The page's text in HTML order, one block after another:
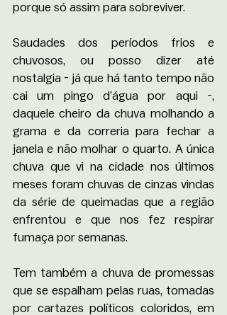
porque só assim para sobreviver.
Saudades dos períodos frios e
chuvosos, ou posso dizer até
nostalgia - já que há tanto tempo não
cai um pingo d’água por aqui -,
daquele cheiro da chuva molhando a
grama e da correria para fechar a
janela e não molhar o quarto. A única
chuva que vi na cidade nos últimos
meses foram chuvas de cinzas vindas
da série de queimadas que a região
enfrentou e que nos fez respirar
fumaça por semanas.
Tem também a chuva de promessas
que se espalham pelas ruas, tomadas
por cartazes políticos coloridos, em